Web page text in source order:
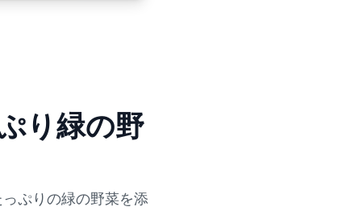
り緑の野
ぷりの緑の野菜を添